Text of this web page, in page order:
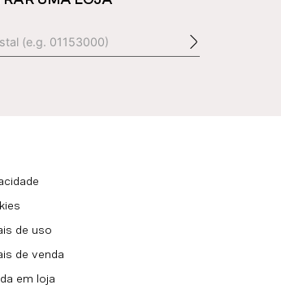
de uso
de venda
em loja